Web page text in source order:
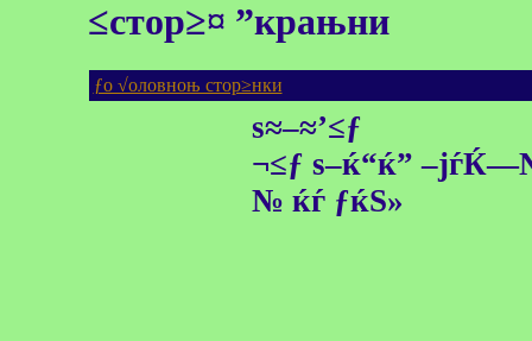
≤стор≥¤ ”крањни
ƒо √оловноњ стор≥нки
ѕ≈–≈’≤ƒ
¬≤ƒ ѕ–ќ“ќ”
№ ќѓ ƒќЅ»